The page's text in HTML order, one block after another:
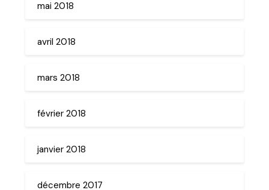
mai 2018
avril 2018
mars 2018
février 2018
janvier 2018
décembre 2017